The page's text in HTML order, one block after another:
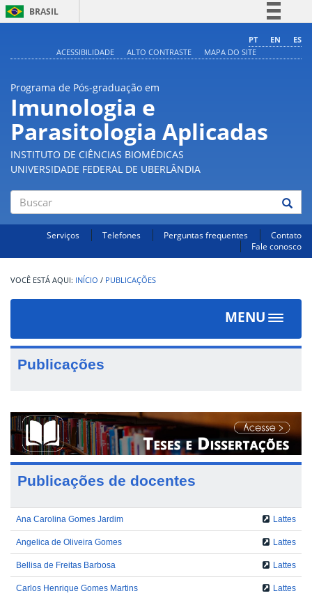
BRASIL
Comunica BR
Canais
PT EN
ES
ACESSIBILIDADE
ALTO CONTRASTE MAPA DO SITE
Programa de Pós-graduação em
Imunologia e
Parasitologia Aplicadas
INSTITUTO DE CIÊNCIAS BIOMÉDICAS
UNIVERSIDADE FEDERAL DE UBERLÂNDIA
Buscar
Serviços Telefones Perguntas frequentes
Contato
Fale conosco
INÍCIO / PUBLICAÇÕES
MENU
Toggle
Publicações
Publicações de docentes
Ana Carolina Gomes Jardim Lattes
Angelica de Oliveira Gomes Lattes
Bellisa de Freitas Barbosa Lattes
Carlos Henrique Gomes Martins Lattes